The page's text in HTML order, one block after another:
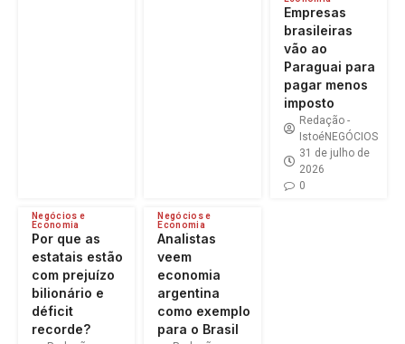
Empresas
brasileiras
vão ao
Paraguai para
pagar menos
imposto
Redação -
IstoéNEGÓCIOS
31 de julho de
2026
0
Negócios e
Economia
Por que as
estatais estão
com prejuízo
bilionário e
déficit
recorde?
Negócios e
Economia
Analistas
veem
economia
argentina
como exemplo
para o Brasil